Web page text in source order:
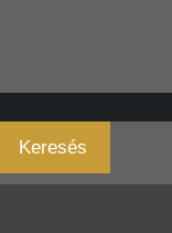
Keresés